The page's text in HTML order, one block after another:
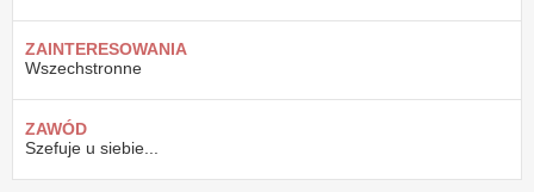
ZAINTERESOWANIA
Wszechstronne
ZAWÓD
Szefuje u siebie...